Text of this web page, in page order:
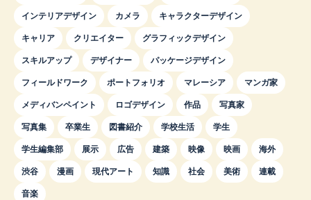
インテリアデザイン カメラ キャラクターデザイン
キャリア クリエイター グラフィックデザイン
スキルアップ デザイナー パッケージデザイン
フィールドワーク ポートフォリオ マレーシア マンガ家
メディバンペイント ロゴデザイン 作品 写真家
写真集 卒業生 図書紹介 学校生活 学生
学生編集部 展示 広告 建築 映像 映画 海外
渋谷 漫画 現代アート 知識 社会 美術 連載
音楽